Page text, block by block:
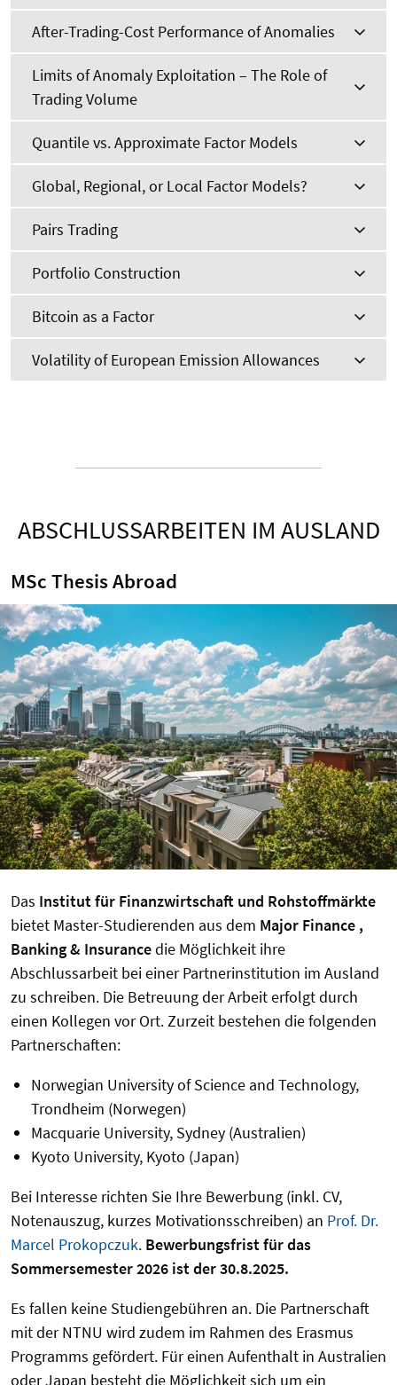
After-Trading-Cost Performance of Anomalies
Limits of Anomaly Exploitation – The Role of
Trading Volume
Quantile vs. Approximate Factor Models
Global, Regional, or Local Factor Models?
Pairs Trading
Portfolio Construction
Bitcoin as a Factor
Volatility of European Emission Allowances
ABSCHLUSSARBEITEN IM AUSLAND
MSc Thesis Abroad
Das Institut für Finanzwirtschaft und Rohstoffmärkte
bietet Master-Studierenden aus dem Major Finance ,
Banking & Insurancedie Möglichkeit ihre
Abschlussarbeit bei einer Partnerinstitution im Ausland
zu schreiben. Die Betreuung der Arbeit erfolgt durch
einen Kollegen vor Ort. Zurzeit bestehen die folgenden
Partnerschaften:
Norwegian University of Science and Technology,
Trondheim (Norwegen)
Macquarie University, Sydney (Australien)
Kyoto University, Kyoto (Japan)
Bei Interesse richten Sie Ihre Bewerbung (inkl. CV,
Notenauszug, kurzes Motivationsschreiben) an Prof. Dr.
Marcel Prokopczuk. Bewerbungsfrist für das
Sommersemester 2026 ist der 30.8.2025.
Es fallen keine Studiengebühren an. Die Partnerschaft
mit der NTNU wird zudem im Rahmen des Erasmus
Programms gefördert. Für einen Aufenthalt in Australien
oder Japan besteht die Möglichkeit sich um ein